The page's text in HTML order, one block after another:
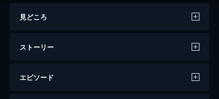
見どころ
ストーリー
エピソード